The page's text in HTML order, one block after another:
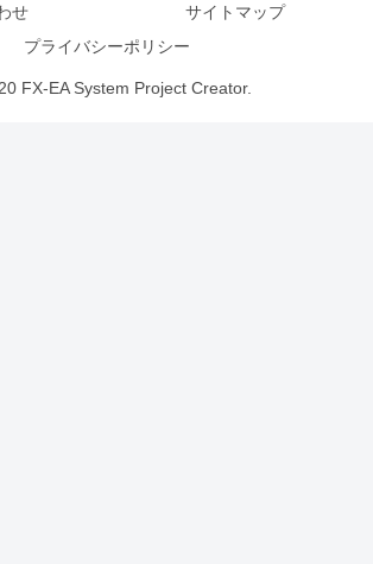
せ
サイトマップ
プライバシーポリシー
FX-EA System Project Creator.